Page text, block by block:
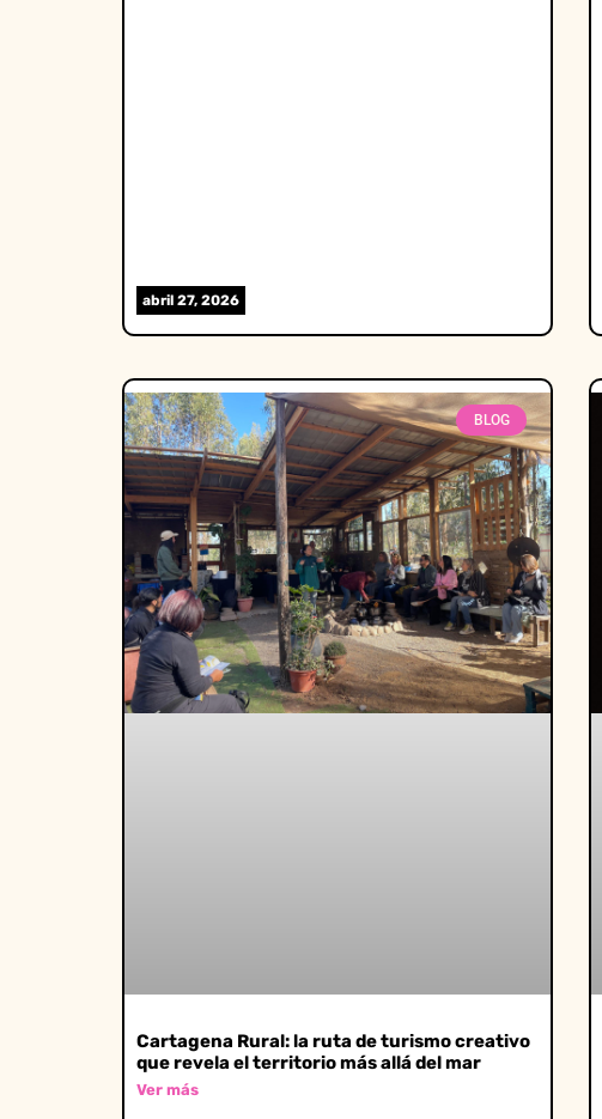
abril 27, 2026
BLOG
Cartagena Rural: la ruta de turismo creativo
que revela el territorio más allá del mar
Ver más